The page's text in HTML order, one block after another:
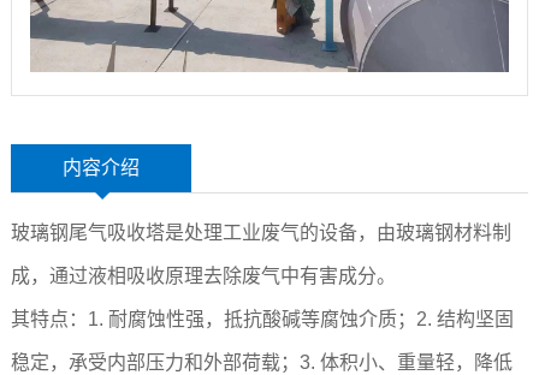
内容介绍
玻璃钢尾气吸收塔是处理工业废气的设备，由玻璃钢材料制
成，通过液相吸收原理去除废气中有害成分。
其特点：1. 耐腐蚀性强，抵抗酸碱等腐蚀介质；2. 结构坚固
稳定，承受内部压力和外部荷载；3. 体积小、重量轻，降低